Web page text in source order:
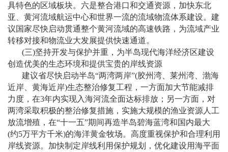
具特色的区域板块。六是整合港口和交通资源，加快东北
亚、黄河流域航运中心和世界一流的流域物流体系建设。建
议国家尽快启动贯通整个黄河流域的高速铁路，为流域产业
转移对接和物流业大发展提供快速通道。
(三)坚持开发与保护并重，为半岛现代海洋经济区建设
创造优美的生态环境和提供宝贵的岸线资源
建议省尽快启动半岛“两湾两岸”(胶州湾、莱州湾、渤海
近岸、黄海近岸)生态整治修复工程，一方面加大节能减排
力度，在3年内实现入海河流全面达标排放；另一方面，对
两湾采取积极的整治修复措施，实施大规模的渔业资源人工
放流增殖，在“十一五”期间再造半岛碧海蓝湾和国内最大
(约5万平方千米)的海洋黄金牧场。高度重视保护和合理利用
岸线资源。加快制定岸线利用保护规划，优化建设用海平面